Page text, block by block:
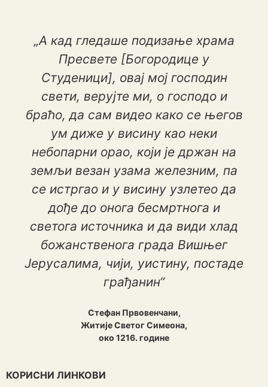
„А кад гледаше подизање храма
Пресвете [Богородице у
Студеници], овај мој господин
свети, верујте ми, о господо и
браћо, да сам видео како се његов
ум диже у висину као неки
небопарни орао, који је држан на
земљи везан узама железним, па
се истргао и у висину узлетео да
дође до онога бесмртнога и
светога источника и да види хлад
божанственога града Вишњег
Јерусалима, чији, уистину, постаде
грађанин“
Стефан Првовенчани,
Житије Светог Симеона,
око 1216. године
КОРИСНИ ЛИНКОВИ